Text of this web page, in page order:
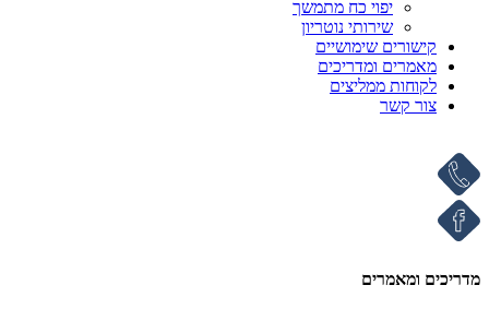
יפוי כח מתמשך
שירותי נוטריון
קישורים שימושיים
מאמרים ומדריכים
לקוחות ממליצים
צור קשר
מדריכים ומאמרים